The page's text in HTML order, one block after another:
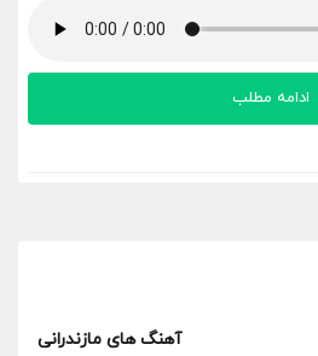
آهنگ های مازندرانی
ادامه مطلب